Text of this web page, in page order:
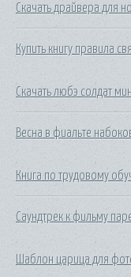
Скачать драйвера для
Купить книгу правила
Скачать любэ солдат
Весна в фиальте
Книга по трудовому
Саундтрек к фильму
Шаблон царица для